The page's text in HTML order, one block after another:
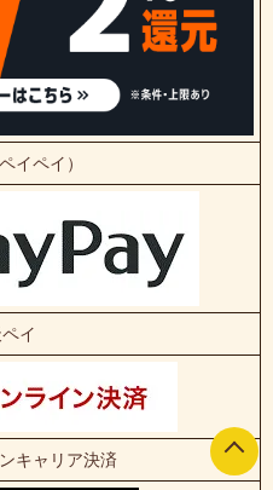
イペイ）
イ
キャリア決済